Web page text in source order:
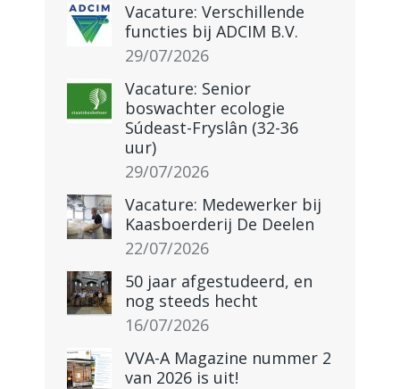
Vacature: Verschillende
functies bij ADCIM B.V.
29/07/2026
Vacature: Senior
boswachter ecologie
Súdeast-Fryslân (32-36
uur)
29/07/2026
Vacature: Medewerker bij
Kaasboerderij De Deelen
22/07/2026
50 jaar afgestudeerd, en
nog steeds hecht
16/07/2026
VVA-A Magazine nummer 2
van 2026 is uit!